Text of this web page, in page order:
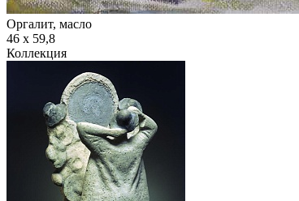
Оргалит, масло
46 х 59,8
Коллекция